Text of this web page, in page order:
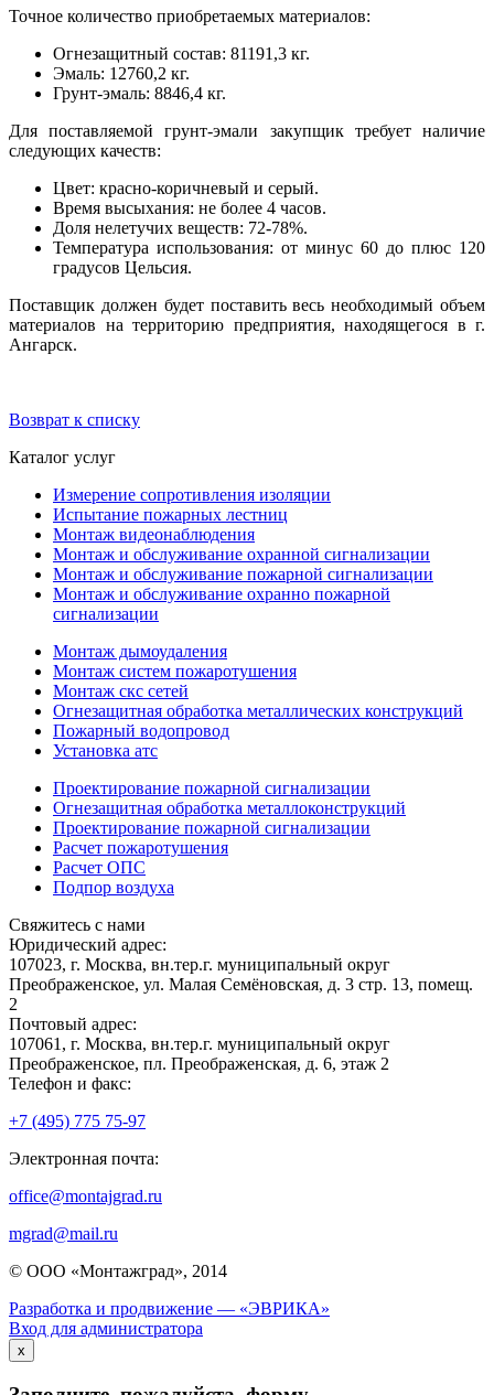
Точное количество приобретаемых материалов:
Огнезащитный состав: 81191,3 кг.
Эмаль: 12760,2 кг.
Грунт-эмаль: 8846,4 кг.
Для поставляемой грунт-эмали закупщик требует наличие
следующих качеств:
Цвет: красно-коричневый и серый.
Время высыхания: не более 4 часов.
Доля нелетучих веществ: 72-78%.
Температура использования: от минус 60 до плюс 120
градусов Цельсия.
Поставщик должен будет поставить весь необходимый объем
материалов на территорию предприятия, находящегося в г.
Ангарск.
Возврат к списку
Каталог услуг
Измерение сопротивления изоляции
Испытание пожарных лестниц
Монтаж видеонаблюдения
Монтаж и обслуживание охранной сигнализации
Монтаж и обслуживание пожарной сигнализации
Монтаж и обслуживание охранно пожарной
сигнализации
Монтаж дымоудаления
Монтаж систем пожаротушения
Монтаж скс сетей
Огнезащитная обработка металлических конструкций
Пожарный водопровод
Установка атс
Проектирование пожарной сигнализации
Огнезащитная обработка металлоконструкций
Проектирование пожарной сигнализации
Расчет пожаротушения
Расчет ОПС
Подпор воздуха
Свяжитесь с нами
Юридический адрес:
107023, г. Москва, вн.тер.г. муниципальный округ
Преображенское, ул. Малая Семёновская, д. 3 стр. 13, помещ.
2
Почтовый адрес:
107061, г. Москва, вн.тер.г. муниципальный округ
Преображенское, пл. Преображенская, д. 6, этаж 2
Телефон и факс:
+7 (495) 775 75-97
Электронная почта:
office@montajgrad.ru
mgrad@mail.ru
© ООО «Монтажград», 2014
Разработка и продвижение — «ЭВРИКА»
Вход для администратора
x